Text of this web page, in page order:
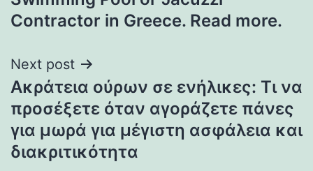
Contractor in Greece. Read more.
Next post
Ακράτεια ούρων σε ενήλικες: Τι να
προσέξετε όταν αγοράζετε πάνες
για μωρά για μέγιστη ασφάλεια και
διακριτικότητα